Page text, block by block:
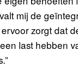
mij de
zorgt dat
last hebben